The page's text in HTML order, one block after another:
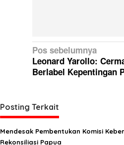
N
a
v
g
a
s
Pos sebelumnya
Leonard Yarollo:
Berlabel Kepentingan
Posting Terkait
Mendesak Pembentukan Komisi
Rekonsiliasi Papua